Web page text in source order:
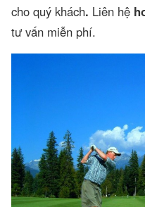
cho quý khách. Liên hệ
tư vấn miễn phí.